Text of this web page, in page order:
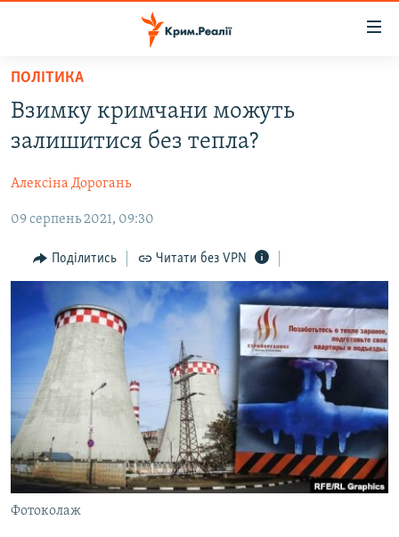
Перейти
основного
матеріалу
до
навігації
Перейти
ВОДА.КРИМ
ПОЛІТИКА
БЛОГИ
ПОГЛЯД
ІНТЕРВ'Ю
ВСЕ ЗА ДЕНЬ
СПЕЦПРОЕКТИ
ДЕПОРТАЦІЯ
ВІДЕОУРОКИ «ELIFBE»
СВІДЧЕННЯ ОКУПАЦІЇ
УКРАЇНСЬКА ПРОБЛЕМА КРИМУ
ІНФОГРАФІКА
ЯК ОБІЙТИ БЛОКУВАННЯ
Русский
Qırımtatar
ДОЛУЧАЙСЯ!
ПОЛІТИКА
Взимку кримчани можуть
залишитися без тепла?
Алексіна Дорогань
09 серпень 2021, 09:30
Поділитись Читати без VPN
Фотоколаж